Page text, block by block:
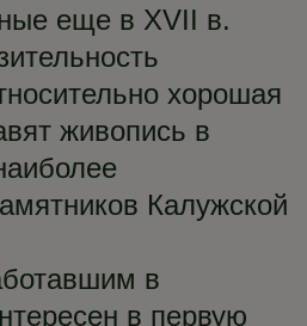
еще в XVII в.
хорошая
живопись в
Калужской
в
в первую